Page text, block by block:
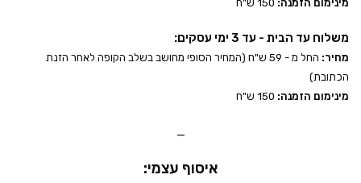
מינימום הזמנה:
משלוח עד הבית - עד 3 ימי עסקים:
מחיר:
החל מ - 59 ש"ח (המחיר הסופי מחושב בשלב הקופה לאחר הזנת
הכתובת)
מינימום הזמנה:
_
איסוף עצמי: